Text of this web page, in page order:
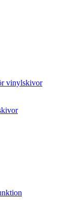
vinylskivor